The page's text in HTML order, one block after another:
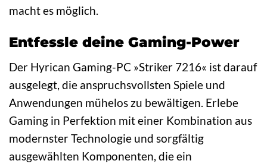
macht es möglich.
Entfessle deine Gaming-Power
Der Hyrican Gaming-PC »Striker 7216« ist darauf
ausgelegt, die anspruchsvollsten Spiele und
Anwendungen mühelos zu bewältigen. Erlebe
Gaming in Perfektion mit einer Kombination aus
modernster Technologie und sorgfältig
ausgewählten Komponenten, die ein